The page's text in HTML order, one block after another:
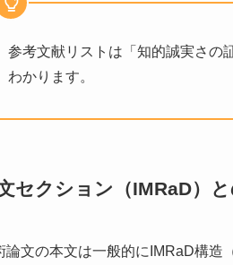
参考文献リストは「知的誠実さの
わかります。
セクション（IMRaD）
論文の本文は一般的にIMRaD構造